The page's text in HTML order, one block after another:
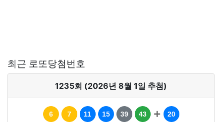
최근 로또당첨번호
1235회 (2026년 8월 1일 추첨)
6 7 11 15 39 43 20